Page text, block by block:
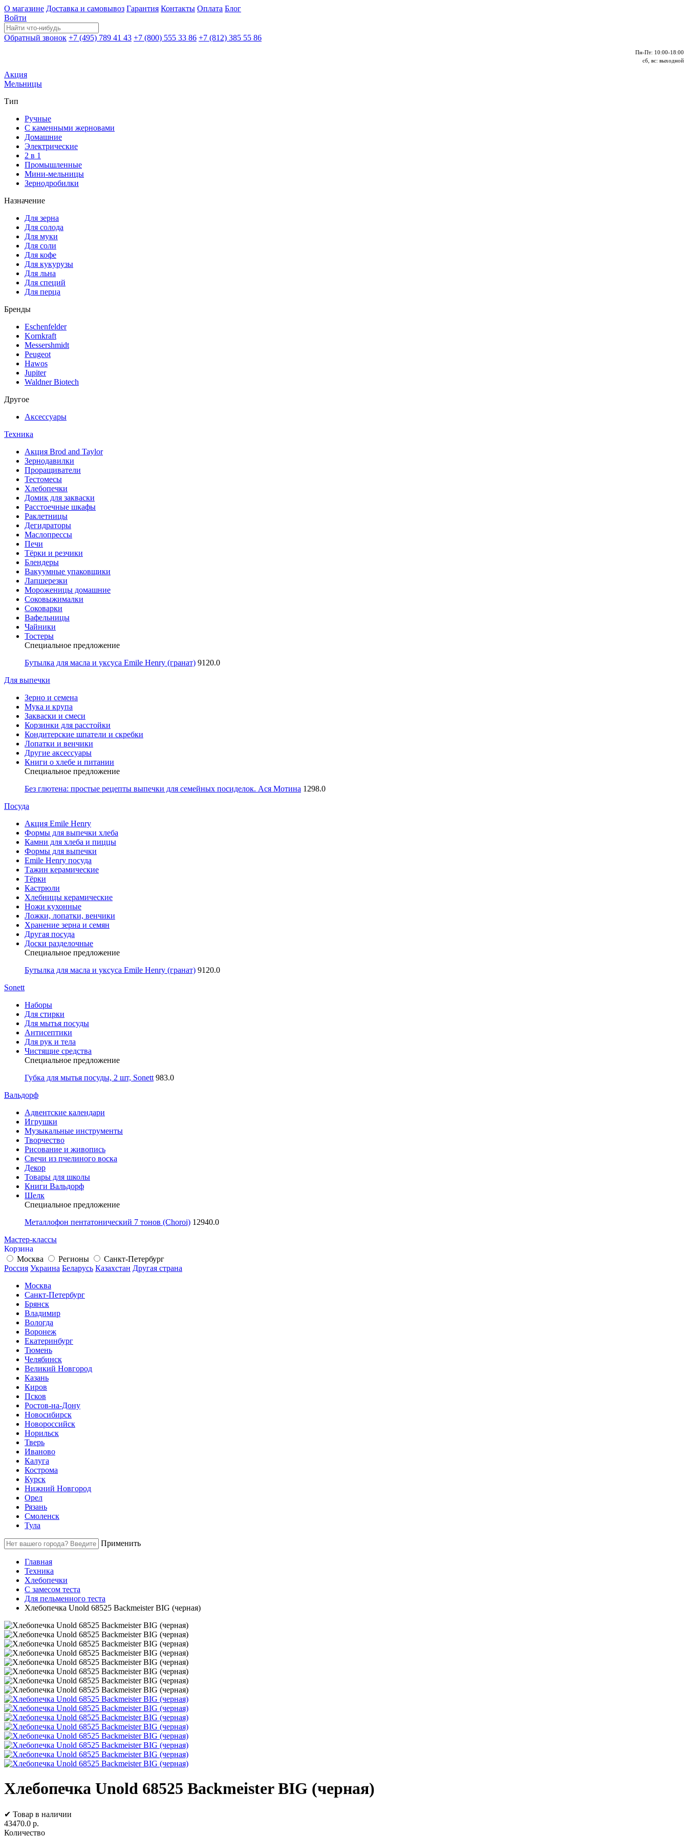
О магазине Доставка и самовывоз Гарантия Контакты Оплата Блог
Войти
Обратный звонок +7 (495) 789 41 43 +7 (800) 555 33 86 +7 (812) 385 55 86
Пн-Пт: 10:00-18:00
сб, вс: выходной
Акция
Мельницы
Тип
Ручные
С каменными жерновами
Домашние
Электрические
2 в 1
Промышленные
Мини-мельницы
Зернодробилки
Назначение
Для зерна
Для солода
Для муки
Для соли
Для кофе
Для кукурузы
Для льна
Для специй
Для перца
Бренды
Eschenfelder
Kornkraft
Messershmidt
Peugeot
Hawos
Jupiter
Waldner Biotech
Другое
Аксессуары
Техника
Акция Brod and Taylor
Зернодавилки
Проращиватели
Тестомесы
Хлебопечки
Домик для закваски
Расстоечные шкафы
Раклетницы
Дегидраторы
Маслопрессы
Печи
Тёрки и резчики
Блендеры
Вакуумные упаковщики
Лапшерезки
Мороженицы домашние
Соковыжималки
Соковарки
Вафельницы
Чайники
Тостеры
Специальное предложение
Бутылка для масла и уксуса Emile Henry (гранат) 9120.0
Для выпечки
Зерно и семена
Мука и крупа
Закваски и смеси
Корзинки для расстойки
Кондитерские шпатели и скребки
Лопатки и венчики
Другие аксессуары
Книги о хлебе и питании
Специальное предложение
Без глютена: простые рецепты выпечки для семейных посиделок. Ася Мотина 1298.0
Посуда
Акция Emile Henry
Формы для выпечки хлеба
Камни для хлеба и пиццы
Формы для выпечки
Emile Henry посуда
Тажин керамические
Тёрки
Кастрюли
Хлебницы керамические
Ножи кухонные
Ложки, лопатки, венчики
Хранение зерна и семян
Другая посуда
Доски разделочные
Специальное предложение
Бутылка для масла и уксуса Emile Henry (гранат) 9120.0
Sonett
Наборы
Для стирки
Для мытья посуды
Антисептики
Для рук и тела
Чистящие средства
Специальное предложение
Губка для мытья посуды, 2 шт, Sonett 983.0
Вальдорф
Адвентские календари
Игрушки
Музыкальные инструменты
Творчество
Рисование и живопись
Свечи из пчелиного воска
Декор
Товары для школы
Книги Вальдорф
Шелк
Специальное предложение
Металлофон пентатонический 7 тонов (Choroi) 12940.0
Мастер-классы
Корзина
Москва
Регионы
Санкт-Петербург
Россия Украина Беларусь Казахстан Другая страна
Москва
Санкт-Петербург
Брянск
Владимир
Вологда
Воронеж
Екатеринбург
Тюмень
Челябинск
Великий Новгород
Казань
Киров
Псков
Ростов-на-Дону
Новосибирск
Новороссийск
Норильск
Тверь
Иваново
Калуга
Кострома
Курск
Нижний Новгород
Орел
Рязань
Смоленск
Тула
Применить
Главная
Техника
Хлебопечки
С замесом теста
Для пельменного теста
Хлебопечка Unold 68525 Backmeister BIG (черная)
Хлебопечка Unold 68525 Backmeister BIG (черная)
✔ Товар в наличии
43470.0 р.
Количество